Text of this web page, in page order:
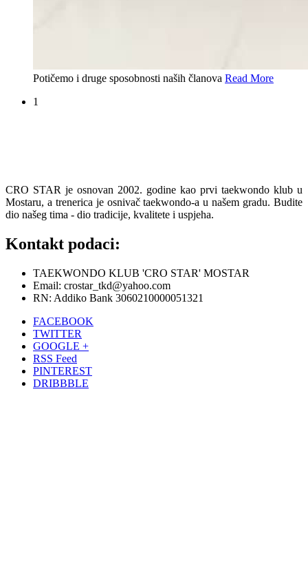
Potičemo i druge sposobnosti naših članova Read More
1
CRO STAR je osnovan 2002. godine kao prvi taekwondo klub u
Mostaru, a trenerica je osnivač taekwondo-a u našem gradu. Budite
dio našeg tima - dio tradicije, kvalitete i uspjeha.
Kontakt podaci:
TAEKWONDO KLUB 'CRO STAR' MOSTAR
Email: crostar_tkd@yahoo.com
RN: Addiko Bank 3060210000051321
FACEBOOK
TWITTER
GOOGLE +
RSS Feed
PINTEREST
DRIBBBLE